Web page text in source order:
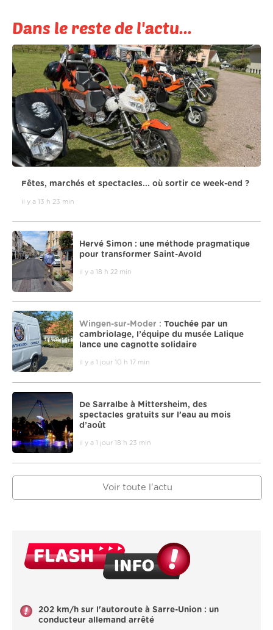
Dans le reste de l'actu...
Fêtes, marchés et spectacles... où sortir ce week-end ?
il y a 13 h 23 min
Hervé Simon : une méthode pragmatique
pour transformer Saint-Avold
il y a 18 h 22 min
Wingen-sur-Moder : Touchée par un
cambriolage, l’équipe du musée Lalique
lance une cagnotte solidaire
il y a 1 jour 10 h 17 min
De Sarralbe à Mittersheim, des
spectacles gratuits sur l’eau au mois
d’août
il y a 1 jour 18 h 23 min
Voir toute l'actu
202 km/h sur l'autoroute à Sarre-Union : un
conducteur allemand arrêté